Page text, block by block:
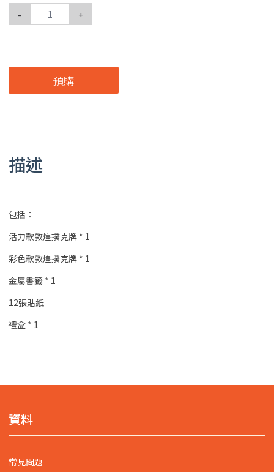
- +
預購
描述
包括：
活力款敦煌撲克牌 * 1
彩色款敦煌撲克牌 * 1
金屬書籤 * 1
12張貼紙
禮盒 * 1
資料
常見問題